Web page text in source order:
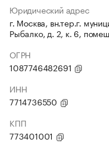
Юридический адрес
г. Москва, вн.тер.г.
Рыбалко, д. 2, к. 6,
ОГРН
1087746482691
ИНН
7714736550
КПП
773401001